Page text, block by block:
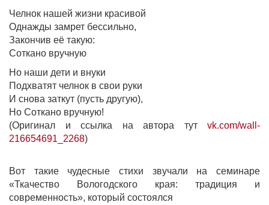
Челнок нашей жизни красивой
Однажды замрет бессильно,
Закончив её такую:
Соткано вручную
Но наши дети и внуки
Подхватят челнок в свои руки
И снова заткут (пусть другую),
Но Соткано вручную!
(Оригинал и ссылка на автора тут vk.com/wall-
216654691_2268)
Вот такие чудесные стихи звучали на семинаре
«Ткачество Вологодского края: традиция и
современность», который состоялся